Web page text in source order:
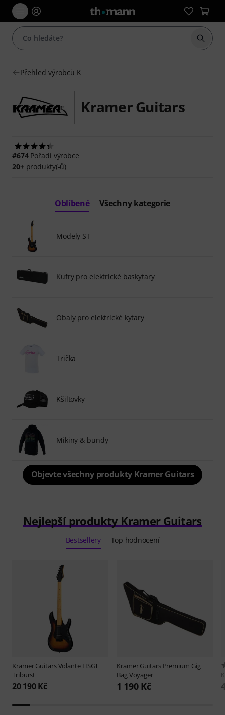
Začít
Přehled výrobců K
Kramer Guitars
#674Pořadí výrobce
20+produkty(-ů)
Oblíbené Všechny kategorie
Modely ST
Kufry pro elektrické baskytary
Obaly pro elektrické kytary
Trička
Kšiltovky
Mikiny & bundy
Objevte všechny produkty Kramer Guitars
Nejlepší produkty Kramer Guitars
Bestsellery Top hodnocení
Kramer GuitarsVolante HSGT
Triburst
20 190 Kč
Kramer Guitars Premium Gig
Bag Voyager
1 190 Kč